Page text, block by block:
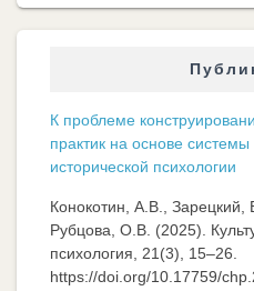
К проблеме
практик на основе системы
исторической психологии
Конокотин, А.В., Зарецкий,
Рубцова, О.В. (2025).
психология, 21(3), 15–26.
https://doi.org/10.17759/